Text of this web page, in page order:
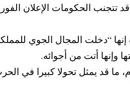
تتجنب الحكومات الإعلان
“دخلت المجال الجوي للمملكة
وإنها أتت من أجوائه.
ما قد يمثل تحولا كبيرا في